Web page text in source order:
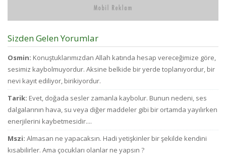
Sizden Gelen Yorumlar
Osmin: Konuştuklarımızdan Allah katında hesap vereceğimize göre,
sesimiz kaybolmuyordur. Aksine belkide bir yerde toplanıyordur, bir
nevi kayıt ediliyor, birikiyordur.
Tarik: Evet, doğada sesler zamanla kaybolur. Bunun nedeni, ses
dalgalarının hava, su veya diğer maddeler gibi bir ortamda yayılırken
enerjilerini kaybetmesidir....
Mszi: Almasan ne yapacaksın. Hadi yetişkinler bir şekilde kendini
kısabilirler. Ama çocukları olanlar ne yapsın ?